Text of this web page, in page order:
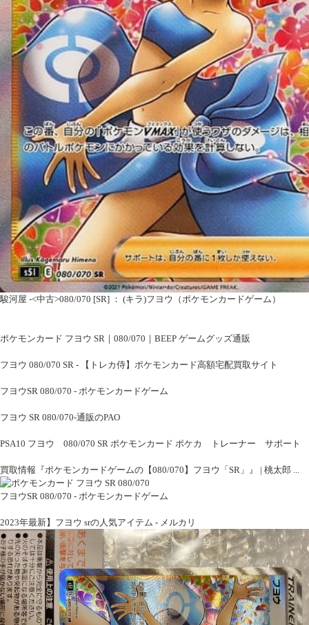
駿河屋 -<中古>080/070 [SR] ： (キラ)フヨウ（ポケモンカードゲーム）
ポケモンカード フヨウ SR｜080/070｜BEEP ゲームグッズ通販
フヨウ 080/070 SR - 【トレカ侍】ポケモンカード高額宅配買取サイト
フヨウSR 080/070 - ポケモンカードゲーム
フヨウ SR 080/070-通販のPAO
PSA10 フヨウ 080/070 SR ポケモンカード ポケカ トレーナー サポート
買取情報『ポケモンカードゲームの【080/070】フヨウ「SR」』 | 桃太郎 ...
フヨウSR 080/070 - ポケモンカードゲーム
2023年最新】フヨウ srの人気アイテム - メルカリ